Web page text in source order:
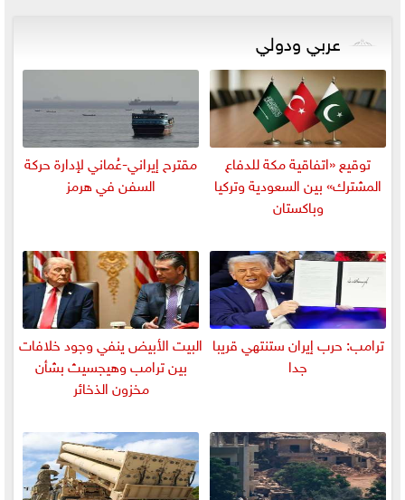
عربي ودولي
توقيع «اتفاقية مكة للدفاع
المشترك» بين السعودية وتركيا
وباكستان
مقترح إيراني-عُماني لإدارة حركة
السفن في هرمز
ترامب: حرب إيران ستنتهي قريبا
جدا
البيت الأبيض ينفي وجود خلافات
بين ترامب وهيجسيث بشأن
مخزون الذخائر